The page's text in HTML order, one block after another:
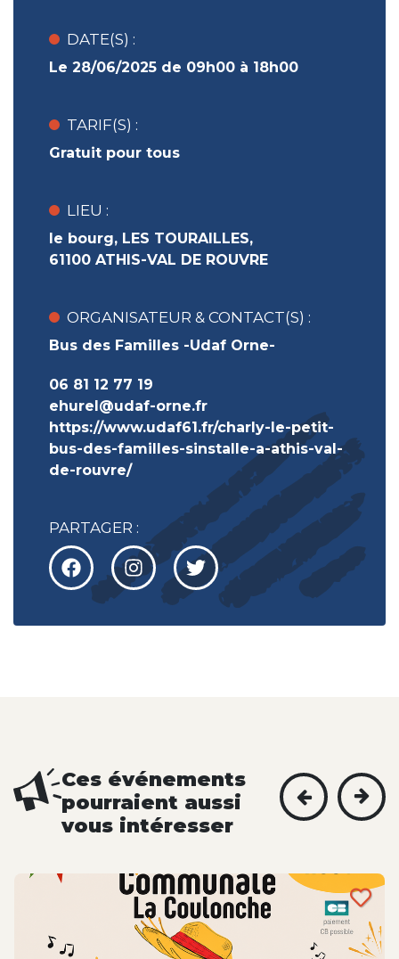
DATE(S) :
Le 28/06/2025 de 09h00 à 18h00
TARIF(S) :
Gratuit pour tous
LIEU :
le bourg, LES TOURAILLES,
61100 ATHIS-VAL DE ROUVRE
ORGANISATEUR & CONTACT(S) :
Bus des Familles -Udaf Orne-
06 81 12 77 19
ehurel@udaf-orne.fr
https://www.udaf61.fr/charly-le-petit-
bus-des-familles-sinstalle-a-athis-val-
de-rouvre/
PARTAGER :
Ces événements
pourraient aussi
vous intéresser